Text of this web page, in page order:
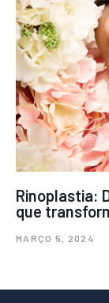
Rinoplastia:
que
MARÇO 5, 2024